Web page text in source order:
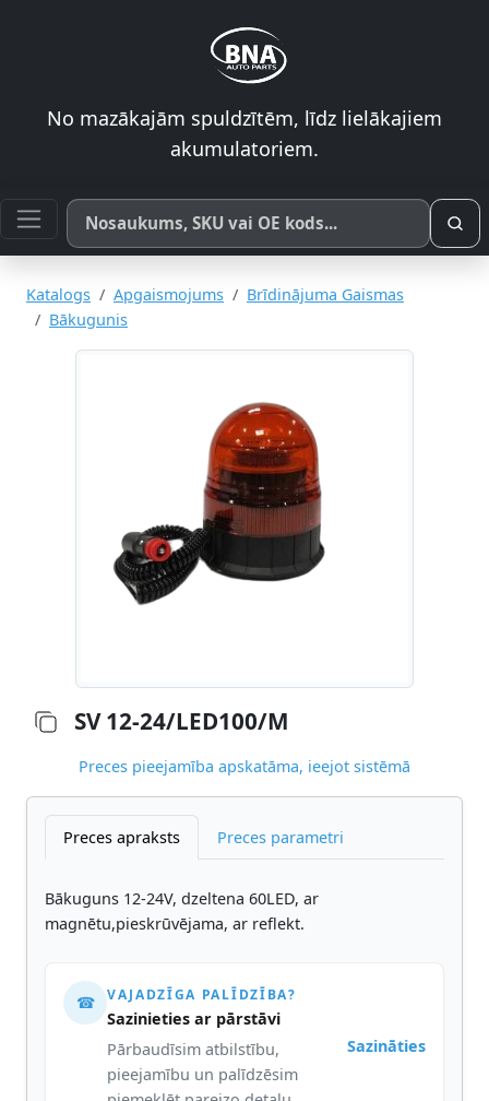
No mazākajām spuldzītēm, līdz lielākajiem
akumulatoriem.
Meklēt pēc produkta nosaukuma, SKU vai OE koda
Katalogs Apgaismojums
Brīdinājuma Gaismas
Bākugunis
SV 12-24/LED100/M
Preces pieejamība apskatāma, ieejot sistēmā
Preces apraksts Preces parametri
Bākuguns 12-24V, dzeltena 60LED, ar
magnētu,pieskrūvējama, ar reflekt.
☎ VAJADZĪGA PALĪDZĪBA?
Sazinieties ar pārstāvi
Pārbaudīsim atbilstību,
pieejamību un palīdzēsim
Sazināties